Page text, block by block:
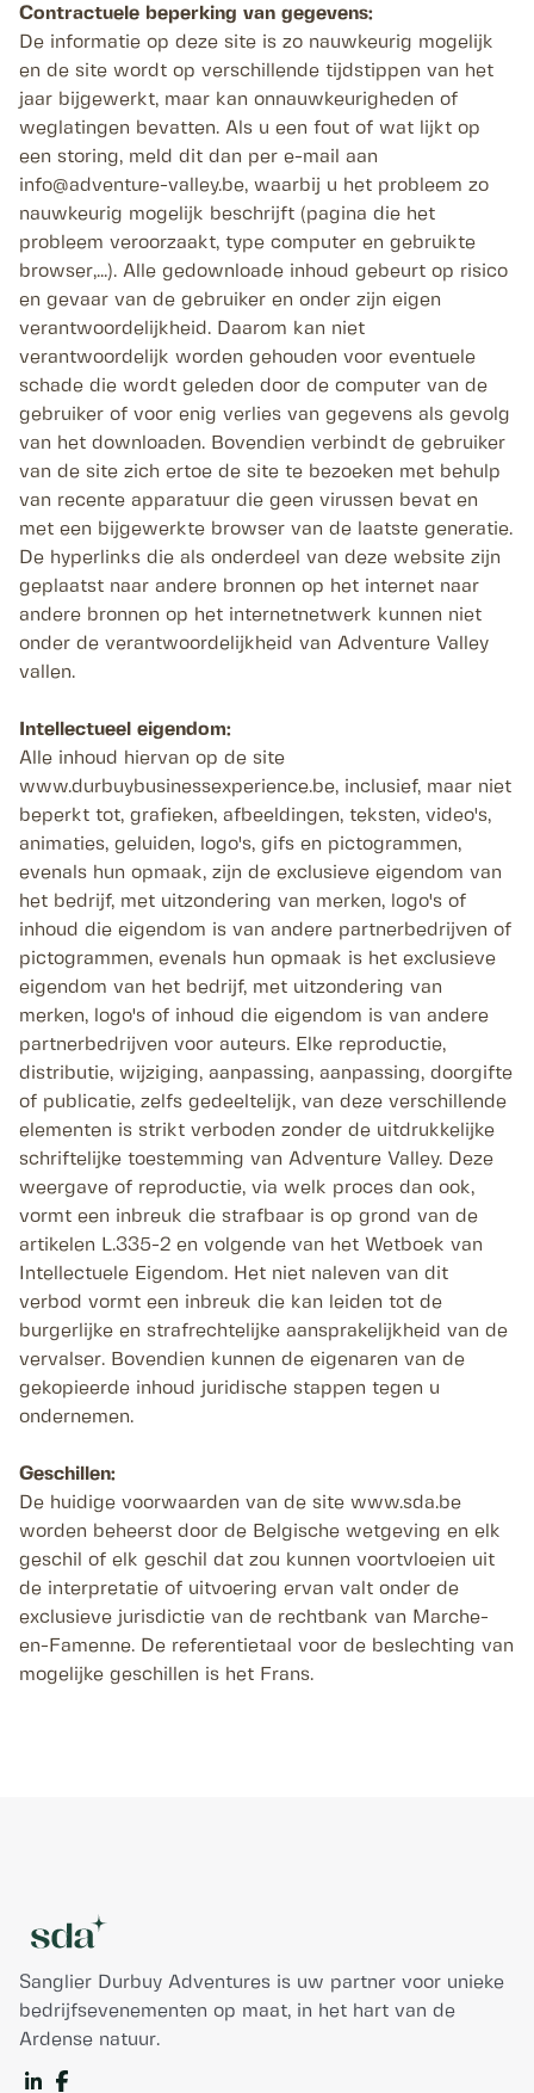
Contractuele beperking van gegevens:
De informatie op deze site is zo nauwkeurig mogelijk
en de site wordt op verschillende tijdstippen van het
jaar bijgewerkt, maar kan onnauwkeurigheden of
weglatingen bevatten. Als u een fout of wat lijkt op
een storing, meld dit dan per e-mail aan
info@adventure-valley.be, waarbij u het probleem zo
nauwkeurig mogelijk beschrijft (pagina die het
probleem veroorzaakt, type computer en gebruikte
browser,...). Alle gedownloade inhoud gebeurt op risico
en gevaar van de gebruiker en onder zijn eigen
verantwoordelijkheid. Daarom kan niet
verantwoordelijk worden gehouden voor eventuele
schade die wordt geleden door de computer van de
gebruiker of voor enig verlies van gegevens als gevolg
van het downloaden. Bovendien verbindt de gebruiker
van de site zich ertoe de site te bezoeken met behulp
van recente apparatuur die geen virussen bevat en
met een bijgewerkte browser van de laatste generatie.
De hyperlinks die als onderdeel van deze website zijn
geplaatst naar andere bronnen op het internet naar
andere bronnen op het internetnetwerk kunnen niet
onder de verantwoordelijkheid van Adventure Valley
vallen.
Intellectueel eigendom:
Alle inhoud hiervan op de site
www.durbuybusinessexperience.be, inclusief, maar niet
beperkt tot, grafieken, afbeeldingen, teksten, video's,
animaties, geluiden, logo's, gifs en pictogrammen,
evenals hun opmaak, zijn de exclusieve eigendom van
het bedrijf, met uitzondering van merken, logo's of
inhoud die eigendom is van andere partnerbedrijven of
pictogrammen, evenals hun opmaak is het exclusieve
eigendom van het bedrijf, met uitzondering van
merken, logo's of inhoud die eigendom is van andere
partnerbedrijven voor auteurs. Elke reproductie,
distributie, wijziging, aanpassing, aanpassing, doorgifte
of publicatie, zelfs gedeeltelijk, van deze verschillende
elementen is strikt verboden zonder de uitdrukkelijke
schriftelijke toestemming van Adventure Valley. Deze
weergave of reproductie, via welk proces dan ook,
vormt een inbreuk die strafbaar is op grond van de
artikelen L.335-2 en volgende van het Wetboek van
Intellectuele Eigendom. Het niet naleven van dit
verbod vormt een inbreuk die kan leiden tot de
burgerlijke en strafrechtelijke aansprakelijkheid van de
vervalser. Bovendien kunnen de eigenaren van de
gekopieerde inhoud juridische stappen tegen u
ondernemen.
Geschillen:
De huidige voorwaarden van de site www.sda.be
worden beheerst door de Belgische wetgeving en elk
geschil of elk geschil dat zou kunnen voortvloeien uit
de interpretatie of uitvoering ervan valt onder de
exclusieve jurisdictie van de rechtbank van Marche-
en-Famenne. De referentietaal voor de beslechting van
mogelijke geschillen is het Frans.
Sanglier Durbuy Adventures is uw partner voor unieke
bedrijfsevenementen op maat, in het hart van de
Ardense natuur.